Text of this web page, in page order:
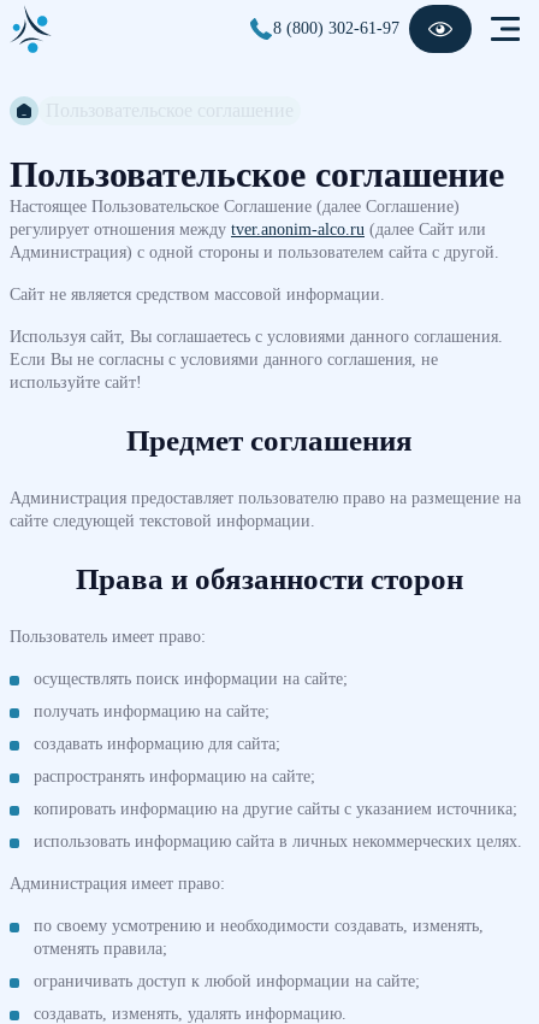
8 (800) 302-61-97
Пользовательское соглашение
Настоящее Пользовательское Соглашение (далее Соглашение)
регулирует отношения между tver.anonim-alco.ru (далее Сайт или
Администрация) с одной стороны и пользователем сайта с другой.
Сайт не является средством массовой информации.
Используя сайт, Вы соглашаетесь с условиями данного соглашения.
Если Вы не согласны с условиями данного соглашения, не
используйте сайт!
Предмет соглашения
Администрация предоставляет пользователю право на размещение на
сайте следующей текстовой информации.
Права и обязанности сторон
Пользователь имеет право:
осуществлять поиск информации на сайте;
получать информацию на сайте;
создавать информацию для сайта;
распространять информацию на сайте;
копировать информацию на другие сайты с указанием источника;
использовать информацию сайта в личных некоммерческих целях.
Администрация имеет право:
по своему усмотрению и необходимости создавать, изменять,
отменять правила;
ограничивать доступ к любой информации на сайте;
создавать, изменять, удалять информацию.